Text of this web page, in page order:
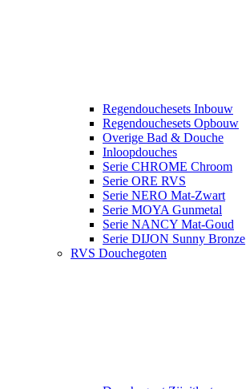
Regendouchesets Inbouw
Regendouchesets Opbouw
Overige Bad & Douche
Inloopdouches
Serie CHROME Chroom
Serie ORE RVS
Serie NERO Mat-Zwart
Serie MOYA Gunmetal
Serie NANCY Mat-Goud
Serie DIJON Sunny Bronze
RVS Douchegoten